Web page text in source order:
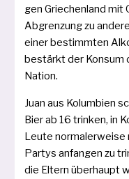
gen Griechenland mit
Abgrenzung zu
einer bestimm­ten
bestärkt der Konsum
Nation.
Juan aus Kolumbien
Bier ab 16 trin­ken, in
Leute nor­ma­ler­wei­se
Partys anfan­gen zu
die Eltern über­haupt